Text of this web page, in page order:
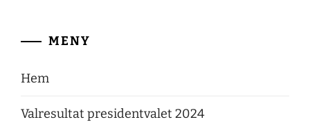
MENY
Hem
Valresultat presidentvalet 2024